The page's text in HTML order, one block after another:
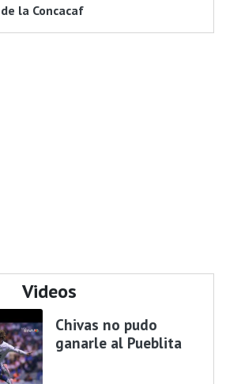
de la Concacaf
Videos
Chivas no pudo
ganarle al Pueblita